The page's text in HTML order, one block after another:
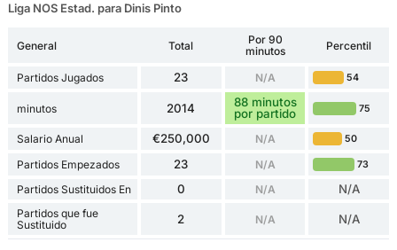
Liga NOS Estad. para Dinis Pinto
General Total
Por 90
minutos
Percentil
Partidos Jugados 23 N/A 54
minutos 2014
88 minutos
por partido
75
Salario Anual €250,000 N/A 50
Partidos Empezados 23 N/A 73
Partidos Sustituidos En 0 N/A N/A
Partidos que fue
Sustituido
2 N/A N/A